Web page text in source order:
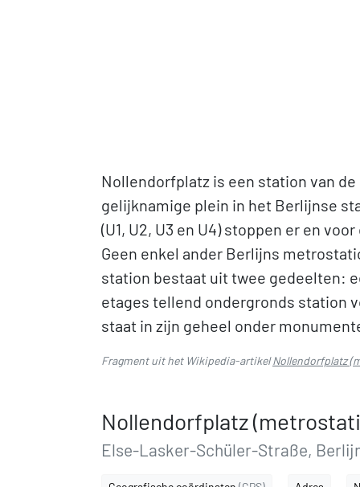
Nollendorfplatz is een station van
gelijknamige plein in het Berlijnse
(U1, U2, U3 en U4) stoppen er en
Geen enkel ander Berlijns
station bestaat uit twee gedeelten:
etages tellend ondergronds station
staat in zijn geheel onder
Fragment uit het Wikipedia-artikelNollendorfplatz
Nollendorfplatz
Else-Lasker-Schüler-Straße,